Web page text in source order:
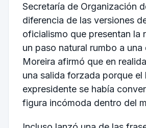
Secretaría de Organización
diferencia de las versiones
oficialismo que presentan la
un paso natural rumbo a una
Moreira afirmó que en
una salida forzada porque el
expresidente se había
figura incómoda dentro del